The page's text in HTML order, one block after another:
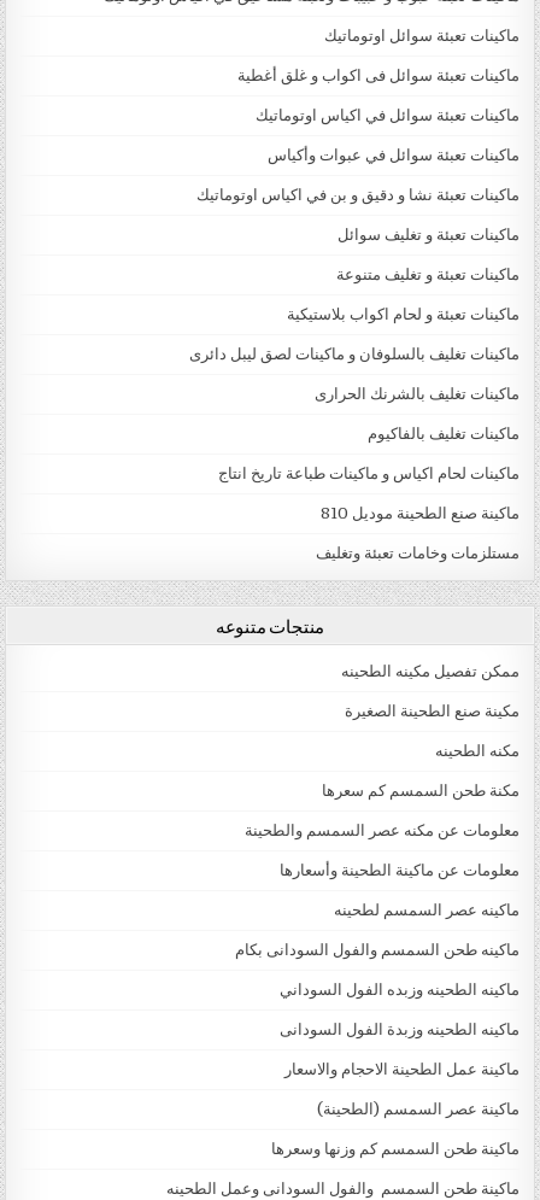
ماكينات تعبئة سوائل اوتوماتيك
ماكينات تعبئة سوائل فى اكواب و غلق أغطية
ماكينات تعبئة سوائل في اكياس اوتوماتيك
ماكينات تعبئة سوائل في عبوات وأكياس
ماكينات تعبئة نشا و دقيق و بن في اكياس اوتوماتيك
ماكينات تعبئة و تغليف سوائل
ماكينات تعبئة و تغليف متنوعة
ماكينات تعبئة و لحام اكواب بلاستيكية
ماكينات تغليف بالسلوفان و ماكينات لصق ليبل دائرى
ماكينات تغليف بالشرنك الحرارى
ماكينات تغليف بالفاكيوم
ماكينات لحام اكياس و ماكينات طباعة تاريخ انتاج
ماكينة صنع الطحينة موديل 810
مستلزمات وخامات تعبئة وتغليف
منتجات متنوعه
ممكن تفصيل مكينه الطحينه
مكينة صنع الطحينة الصغيرة
مكنه الطحينه
مكنة طحن السمسم كم سعرها
معلومات عن مكنه عصر السمسم والطحينة
معلومات عن ماكينة الطحينة وأسعارها
ماكينه عصر السمسم لطحينه
ماكينه طحن السمسم والفول السودانى بكام
ماكينه الطحينه وزبده الفول السوداني
ماكينه الطحينه وزبدة الفول السودانى
ماكينة عمل الطحينة الاحجام والاسعار
ماكينة عصر السمسم (الطحينة)
ماكينة طحن السمسم كم وزنها وسعرها
ماكينة طحن السمسم والفول السودانى وعمل الطحينه